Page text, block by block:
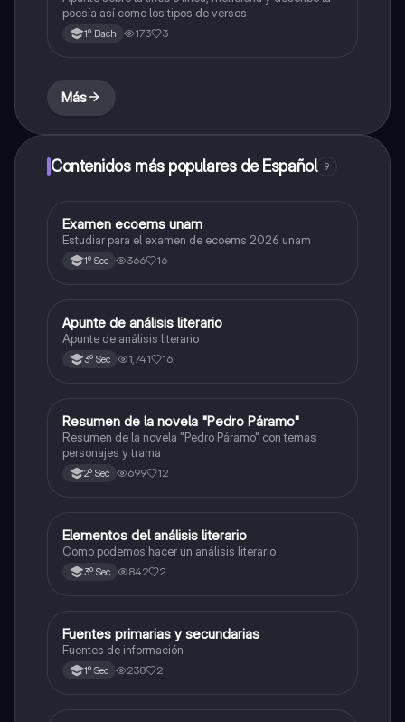
poesía así como los tipos de versos
1º Bach 173 3
Más
Contenidos más populares de Español 9
Español
Examen ecoems unam
Estudiar para el examen de ecoems 2026 unam
1º Sec 366 16
Español
Apunte de análisis literario
Apunte de análisis literario
3º Sec 1,741 16
Español
Resumen de la novela "Pedro Páramo"
Resumen de la novela "Pedro Páramo" con temas
personajes y trama
2º Sec 699 12
Español
Elementos del análisis literario
Como podemos hacer un análisis literario
3º Sec 842 2
Español
Fuentes primarias y secundarias
Fuentes de información
1º Sec 238 2